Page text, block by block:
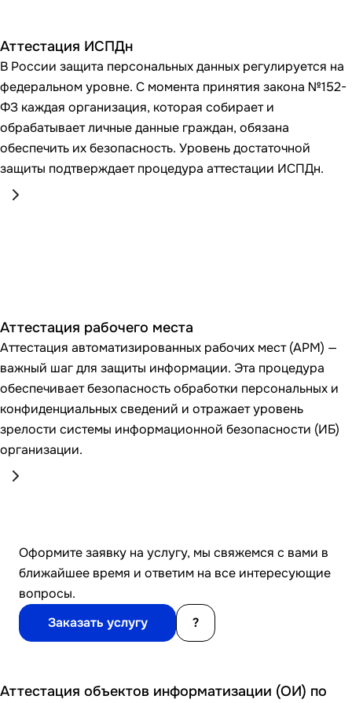
Аттестация ИСПДн
В России защита персональных данных регулируется на
федеральном уровне. С момента принятия закона №152-
ФЗ каждая организация, которая собирает и
обрабатывает личные данные граждан, обязана
обеспечить их безопасность. Уровень достаточной
защиты подтверждает процедура аттестации ИСПДн.
Аттестация рабочего места
Аттестация автоматизированных рабочих мест (АРМ) —
важный шаг для защиты информации. Эта процедура
обеспечивает безопасность обработки персональных и
конфиденциальных сведений и отражает уровень
зрелости системы информационной безопасности (ИБ)
организации.
Оформите заявку на услугу, мы свяжемся с вами в
ближайшее время и ответим на все интересующие
вопросы.
Заказать услугу
?
Аттестация объектов информатизации (ОИ) по